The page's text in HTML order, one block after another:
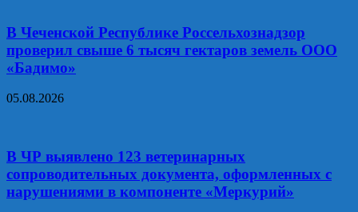
В Чеченской Республике Россельхознадзор
проверил свыше 6 тысяч гектаров земель ООО
«Бадимо»
05.08.2026
В ЧР выявлено 123 ветеринарных
сопроводительных документа, оформленных с
нарушениями в компоненте «Меркурий»